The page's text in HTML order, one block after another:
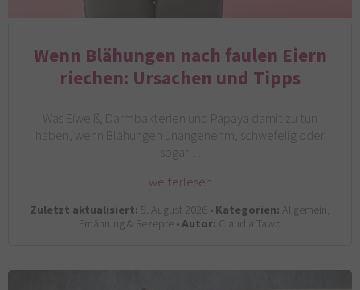
Wenn Blähungen nach faulen Eiern
riechen: Ursachen und Tipps
Was Eiweiß, Darmbakterien und Papaya damit zu tun
haben, wenn Blähungen unangenehm, schwefelig oder
sogar…
weiterlesen
Zuletzt aktualisiert: 5. August 2026 •Kategorien: Allgemein,
Ernährung & Rezepte •Autor: Claudia Tawo